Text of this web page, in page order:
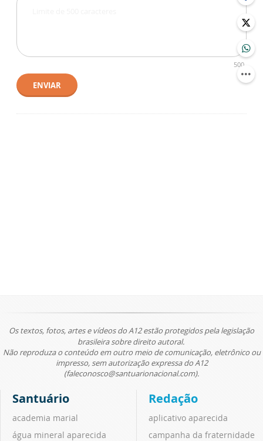
500
ENVIAR
Os textos, fotos, artes e vídeos do A12 estão protegidos pela legislação
brasileira sobre direito autoral.
Não reproduza o conteúdo em outro meio de comunicação, eletrônico ou
impresso, sem autorização expressa do A12
(faleconosco@santuarionacional.com).
Santuário
academia marial
água mineral aparecida
Redação
aplicativo aparecida
campanha da fraternidade